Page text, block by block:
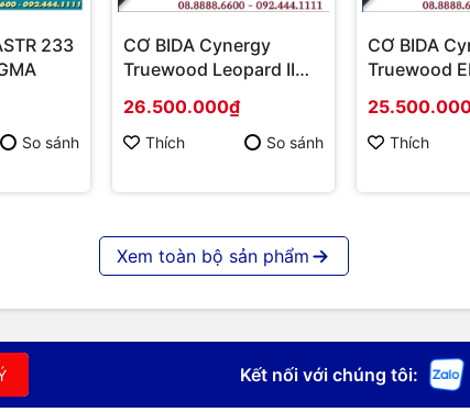
233
So sánh
CƠ BIDA Cynergy
Truewood Leopard II
26.500.000₫
Thích So sánh
CƠ BIDA
Truewood
Thích
Xem toàn bộ sản phẩm
Kết nối với chúng tôi: